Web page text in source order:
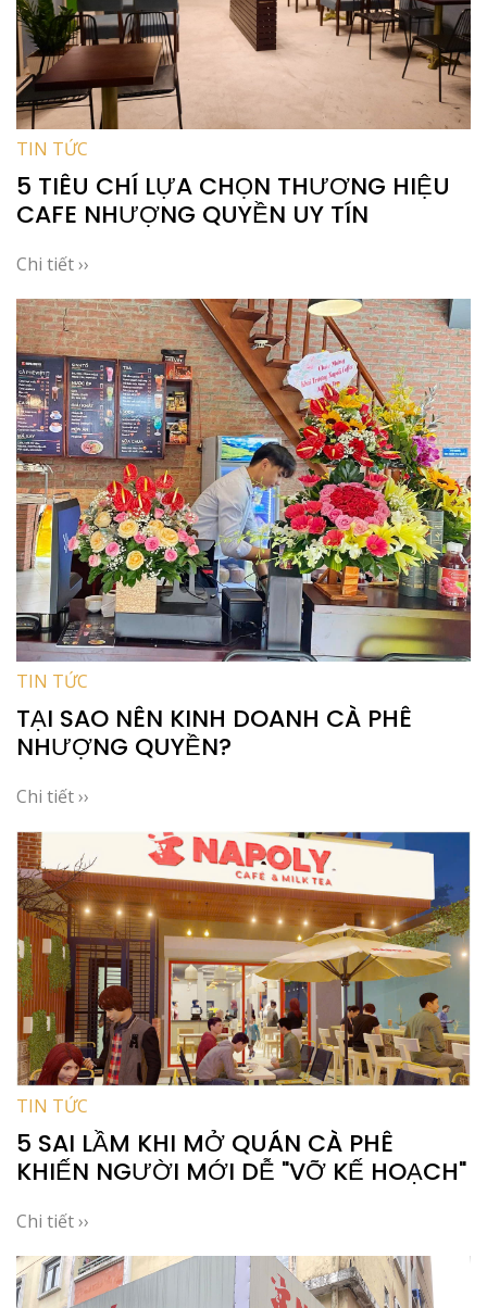
TIN TỨC
5 TIÊU CHÍ LỰA CHỌN THƯƠNG HIỆU
CAFE NHƯỢNG QUYỀN UY TÍN
Chi tiết ››
TIN TỨC
TẠI SAO NÊN KINH DOANH CÀ PHÊ
NHƯỢNG QUYỀN?
Chi tiết ››
TIN TỨC
5 SAI LẦM KHI MỞ QUÁN CÀ PHÊ
KHIẾN NGƯỜI MỚI DỄ "VỠ KẾ HOẠCH"
Chi tiết ››